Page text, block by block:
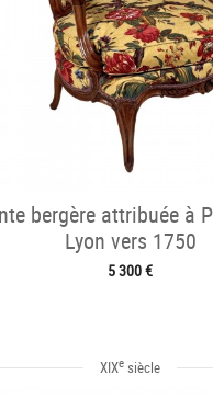
bergère attribuée à
Lyon vers 1750
5 300 €
XIXe siècle